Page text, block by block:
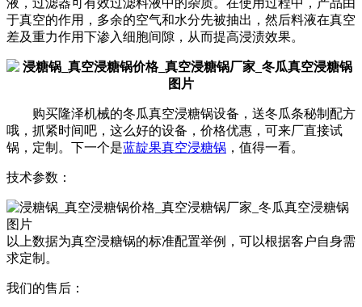
于真空的作用，多余的空气和水分先被抽出，然后料液在真空
差及重力作用下渗入细胞间隙，从而提高浸渍效果。
购买隆泽机械的冬瓜真空浸糖锅设备，送冬瓜条秘制配方
哦，抓紧时间吧，这么好的设备，价格优惠，可来厂直接试
锅，定制。下一个是蓝靛果真空浸糖锅 ，值得一看。
技术参数：
以上数据为真空浸糖锅的标准配置举例，可以根据客户自身需
求定制。
我们的售后：